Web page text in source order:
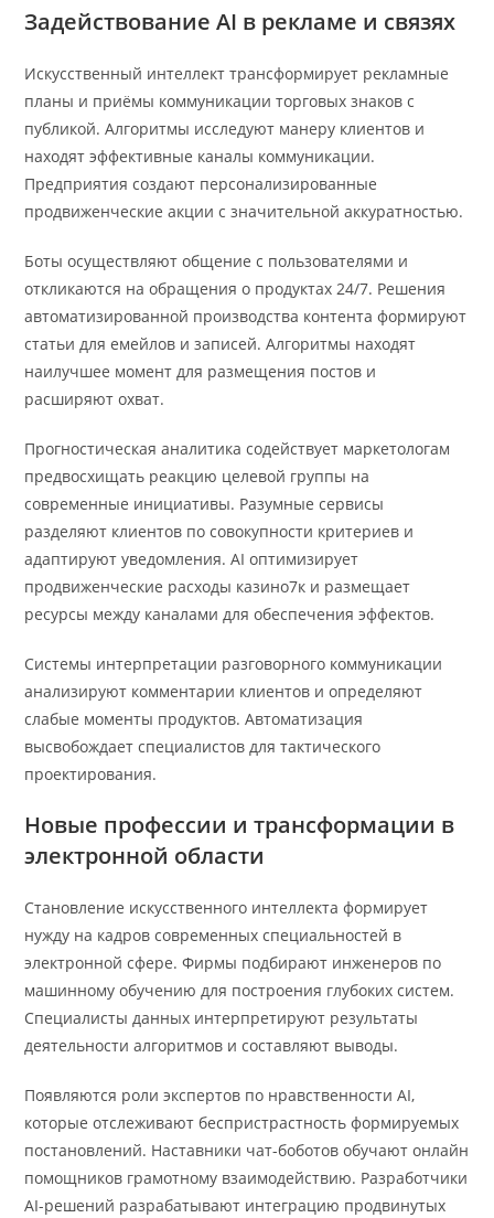
Задействование AI в рекламе и связях
Искусственный интеллект трансформирует рекламные
планы и приёмы коммуникации торговых знаков с
публикой. Алгоритмы исследуют манеру клиентов и
находят эффективные каналы коммуникации.
Предприятия создают персонализированные
продвиженческие акции с значительной аккуратностью.
Боты осуществляют общение с пользователями и
откликаются на обращения о продуктах 24/7. Решения
автоматизированной производства контента формируют
статьи для емейлов и записей. Алгоритмы находят
наилучшее момент для размещения постов и
расширяют охват.
Прогностическая аналитика содействует маркетологам
предвосхищать реакцию целевой группы на
современные инициативы. Разумные сервисы
разделяют клиентов по совокупности критериев и
адаптируют уведомления. AI оптимизирует
продвиженческие расходы казино7к и размещает
ресурсы между каналами для обеспечения эффектов.
Системы интерпретации разговорного коммуникации
анализируют комментарии клиентов и определяют
слабые моменты продуктов. Автоматизация
высвобождает специалистов для тактического
проектирования.
Новые профессии и трансформации в
электронной области
Становление искусственного интеллекта формирует
нужду на кадров современных специальностей в
электронной сфере. Фирмы подбирают инженеров по
машинному обучению для построения глубоких систем.
Специалисты данных интерпретируют результаты
деятельности алгоритмов и составляют выводы.
Появляются роли экспертов по нравственности AI,
которые отслеживают беспристрастность формируемых
постановлений. Наставники чат-боботов обучают онлайн
помощников грамотному взаимодействию. Разработчики
AI-решений разрабатывают интеграцию продвинутых